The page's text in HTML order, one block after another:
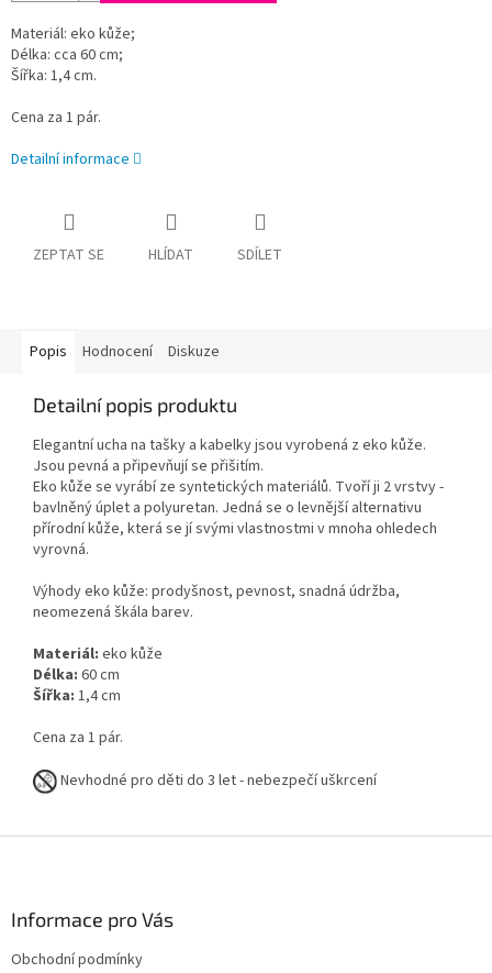
Materiál: eko kůže;
Délka: cca 60 cm;
Šířka: 1,4 cm.
Cena za 1 pár.
Detailní informace
ZEPTAT SE HLÍDAT SDÍLET
Popis Hodnocení Diskuze
Detailní popis produktu
Elegantní ucha na tašky a kabelky jsou vyrobená z eko kůže.
Jsou pevná a připevňují se přišitím.
Eko kůže se vyrábí ze syntetických materiálů. Tvoří ji 2 vrstvy -
bavlněný úplet a polyuretan. Jedná se o levnější alternativu
přírodní kůže, která se jí svými vlastnostmi v mnoha ohledech
vyrovná.
Výhody eko kůže: prodyšnost, pevnost, snadná údržba,
neomezená škála barev.
Materiál: eko kůže
Délka: 60 cm
Šířka: 1,4 cm
Cena za 1 pár.
Nevhodné pro děti do 3 let - nebezpečí uškrcení
Informace pro Vás
Obchodní podmínky